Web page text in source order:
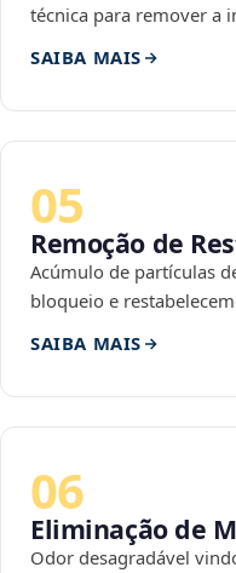
técnica para remover a
SAIBA MAIS
05
Remoção de
Acúmulo de partículas
bloqueio e
SAIBA MAIS
06
Eliminação de
Odor desagradável